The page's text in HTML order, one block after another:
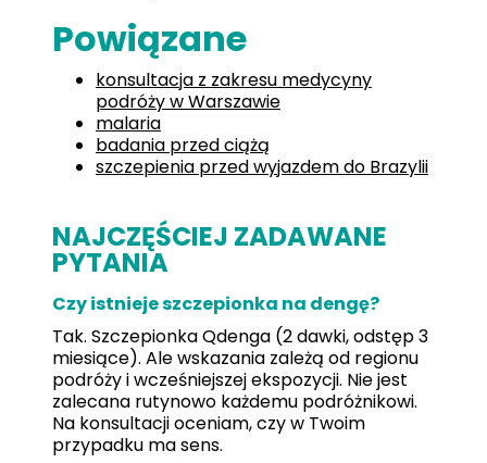
Powiązane
konsultacja z zakresu medycyny
podróży w Warszawie
malaria
badania przed ciążą
szczepienia przed wyjazdem do Brazylii
NAJCZĘŚCIEJ ZADAWANE
PYTANIA
Czy istnieje szczepionka na dengę?
Tak. Szczepionka Qdenga (2 dawki, odstęp 3
miesiące). Ale wskazania zależą od regionu
podróży i wcześniejszej ekspozycji. Nie jest
zalecana rutynowo każdemu podróżnikowi.
Na konsultacji oceniam, czy w Twoim
przypadku ma sens.